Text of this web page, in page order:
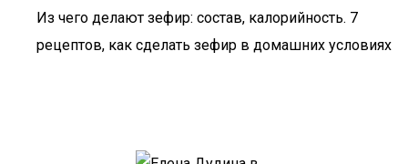
Из чего делают зефир: состав, калорийность. 7
рецептов, как сделать зефир в домашних условиях